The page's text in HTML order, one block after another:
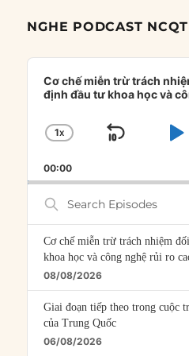
NGHE PODCAST NCQT
Audio
Player
Cơ chế miễn trừ trách
định đầu tư khoa học và
CHANGE
RATE
1X
SKIP
00:00
Search
Episodes
Cơ chế miễn trừ trách nhiệm
khoa học và công nghệ rủi ro
08/08/2026
Giai đoạn tiếp theo trong cuộc
của Trung Quốc
06/08/2026